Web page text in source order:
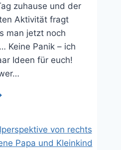
zuhause und der
Aktivität fragt
man jetzt noch
Keine Panik – ich
Ideen für euch!